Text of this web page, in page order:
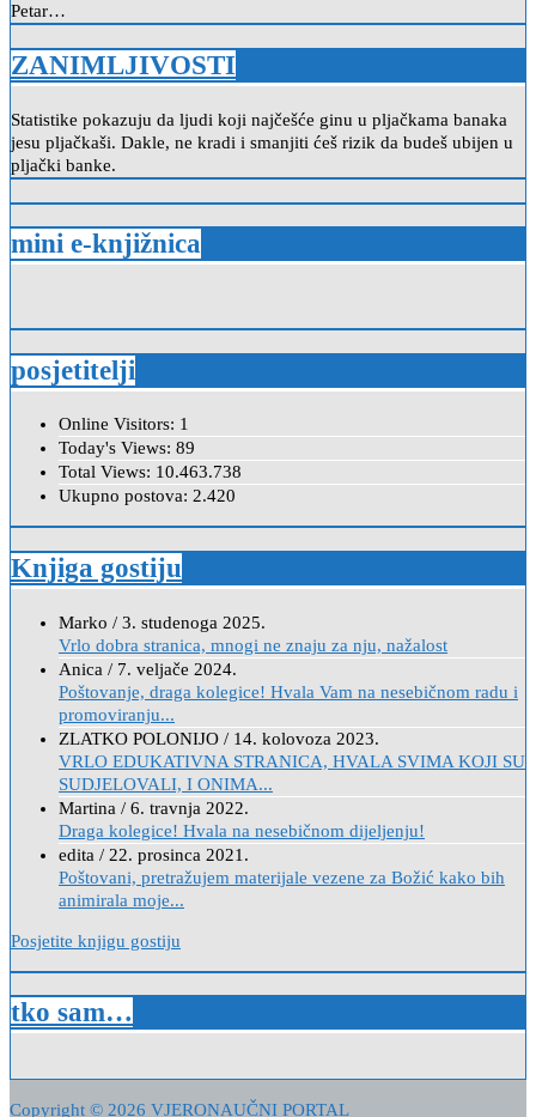
Petar…
ZANIMLJIVOSTI
Statistike pokazuju da ljudi koji najčešće ginu u pljačkama banaka
jesu pljačkaši. Dakle, ne kradi i smanjiti ćeš rizik da budeš ubijen u
pljački banke.
mini e-knjižnica
posjetitelji
Online Visitors: 1
Today's Views: 89
Total Views: 10.463.738
Ukupno postova: 2.420
Knjiga gostiju
Marko / 3. studenoga 2025.
Vrlo dobra stranica, mnogi ne znaju za nju, nažalost
Anica / 7. veljače 2024.
Poštovanje, draga kolegice! Hvala Vam na nesebičnom radu i
promoviranju...
ZLATKO POLONIJO / 14. kolovoza 2023.
VRLO EDUKATIVNA STRANICA, HVALA SVIMA KOJI SU
SUDJELOVALI, I ONIMA...
Martina / 6. travnja 2022.
Draga kolegice! Hvala na nesebičnom dijeljenju!
edita / 22. prosinca 2021.
Poštovani, pretražujem materijale vezene za Božić kako bih
animirala moje...
Posjetite knjigu gostiju
tko sam…
Copyright © 2026 VJERONAUČNI PORTAL